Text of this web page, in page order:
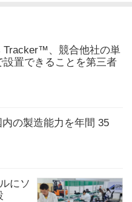
1592922/GameC
サービス 環境技術
石
共サービス
Tracker™、競合他社の単
置できることを第三者
の製造能力を年間 35
にソ